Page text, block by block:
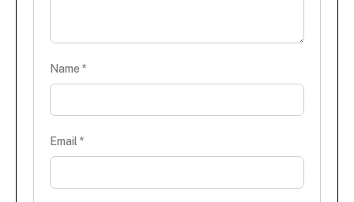
Name *
Email *